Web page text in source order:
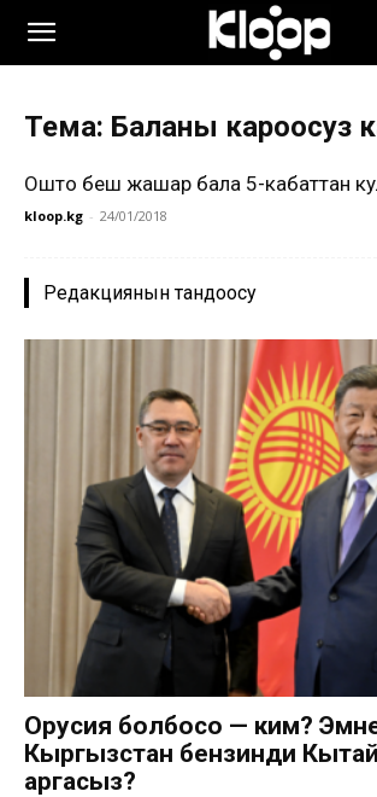
Тема: Баланы кароосуз
Ошто беш жашар бала 5-кабаттан
kloop.kg - 24/01/2018
Редакциянын тандоосу
Орусия болбосо — ким?
Кыргызстан бензинди
аргасыз?